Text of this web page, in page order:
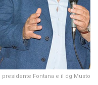
Il presidente Fontana e il dg Musto